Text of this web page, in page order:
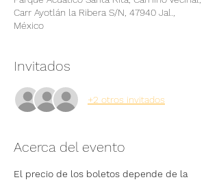
Carr Ayotlán la Ribera S/N, 47940 Jal.,
México
Invitados
+2 otros invitados
Acerca del evento
El precio de los boletos depende de la